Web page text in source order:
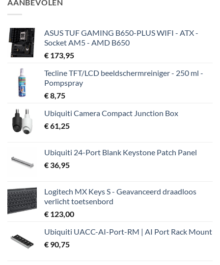
AANBEVOLEN
ASUS TUF GAMING B650-PLUS WIFI - ATX -
Socket AM5 - AMD B650
€ 173,95
Tecline TFT/LCD beeldschermreiniger - 250 ml -
Pompspray
€8,75
Ubiquiti Camera Compact Junction Box
€61,25
Ubiquiti 24-Port Blank Keystone Patch Panel
€ 36,95
Logitech MX Keys S - Geavanceerd draadloos
verlicht toetsenbord
€ 123,00
Ubiquiti UACC-AI-Port-RM | AI Port Rack Mount
€ 90,75